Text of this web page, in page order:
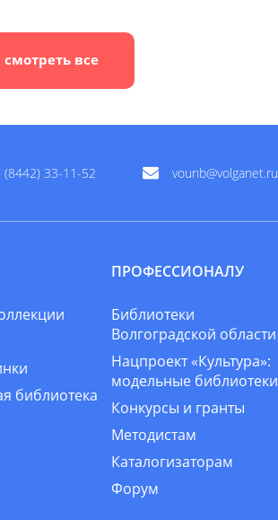
смотреть все
(8442) 33-11-52 vounb@volganet.ru
библиотека
ПРОФЕССИОНАЛУ
Библиотеки
Волгоградской области
Нацпроект «Культура»:
модельные библиотеки
Конкурсы и гранты
Методистам
Каталогизаторам
Форум